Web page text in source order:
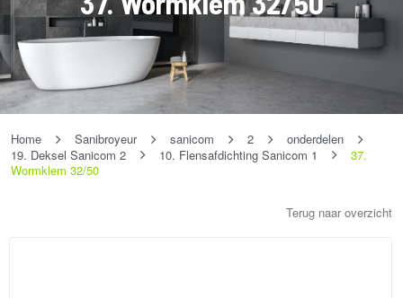
Home Sanibroyeur sanicom 2
onderdelen
19. Deksel Sanicom 2
10. Flensafdichting Sanicom 1
37.
Wormklem 32/50
Terug naar overzicht